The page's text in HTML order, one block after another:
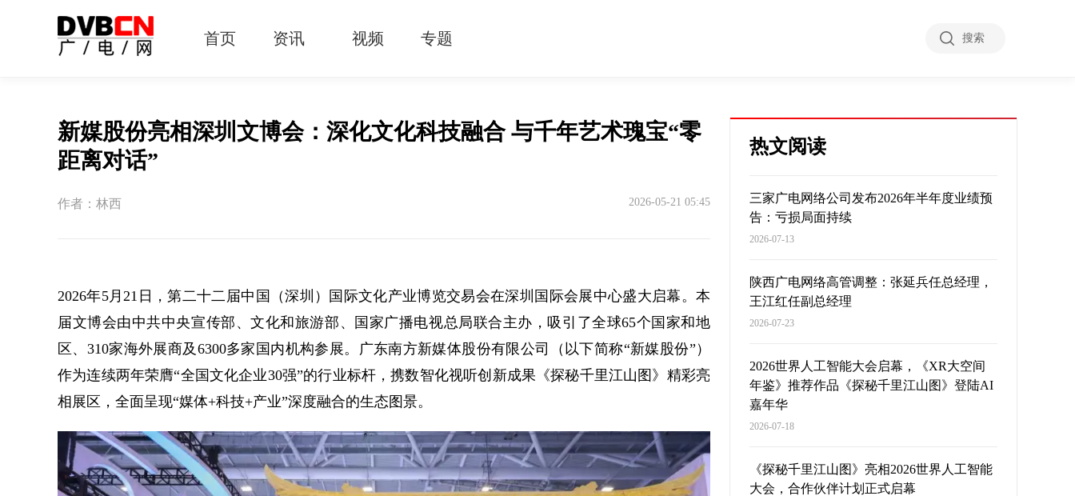
首页 资讯 视频 专题 搜索
新媒股份亮相深圳文博会：深化文化科技融合 与千年艺术瑰宝“零
距离对话”
作者：林西 2026-05-21 05:45
2026年5月21日，第二十二届中国（深圳）国际文化产业博览交易会在深圳国际会展中心盛大启幕。本
届文博会由中共中央宣传部、文化和旅游部、国家广播电视总局联合主办，吸引了全球65个国家和地
区、310家海外展商及6300多家国内机构参展。广东南方新媒体股份有限公司（以下简称“新媒股份”）
作为连续两年荣膺“全国文化企业30强”的行业标杆，携数智化视听创新成果《探秘千里江山图》精彩亮
相展区，全面呈现“媒体+科技+产业”深度融合的生态图景。
热文阅读
三家广电网络公司发布2026年半年度业绩预
告：亏损局面持续
2026-07-13
陕西广电网络高管调整：张延兵任总经理，
王江红任副总经理
2026-07-23
2026世界人工智能大会启幕，《XR大空间
年鉴》推荐作品《探秘千里江山图》登陆AI
嘉年华
2026-07-18
《探秘千里江山图》亮相2026世界人工智能
大会，合作伙伴计划正式启幕